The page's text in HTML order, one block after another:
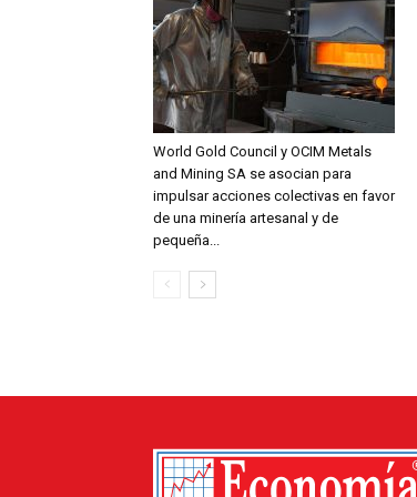
World Gold Council y OCIM Metals
and Mining SA se asocian para
impulsar acciones colectivas en favor
de una minería artesanal y de
pequeña...